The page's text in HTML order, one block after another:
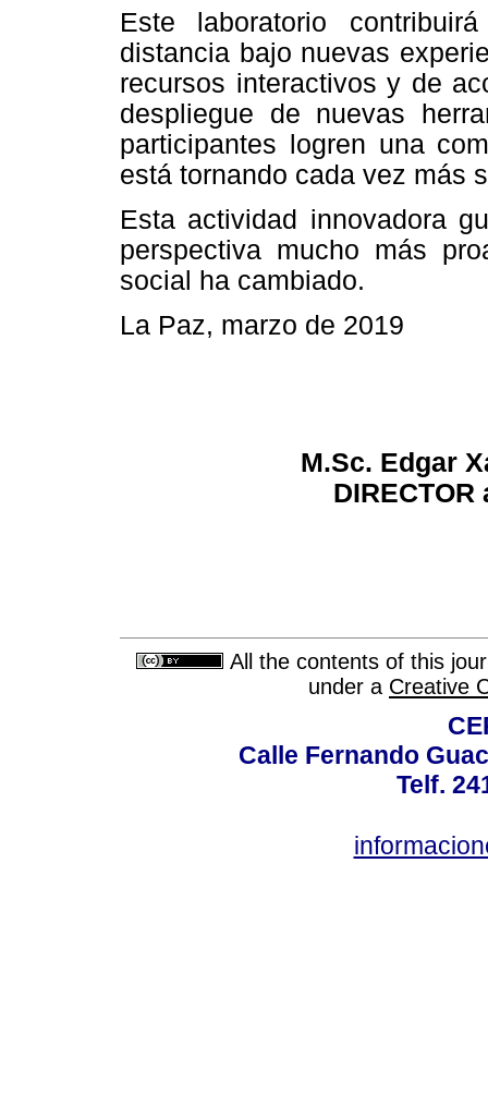
Este laboratorio
distancia bajo nuevas
recursos interactivos y de
despliegue de nuevas
participantes logren una
está tornando cada vez más
Esta actividad innovadora
perspectiva mucho más
social ha cambiado.
La Paz, marzo de 2019
M.Sc. Edgar
DIRECTOR
All the contents of this
under a Creative
Calle Fernando
Telf.